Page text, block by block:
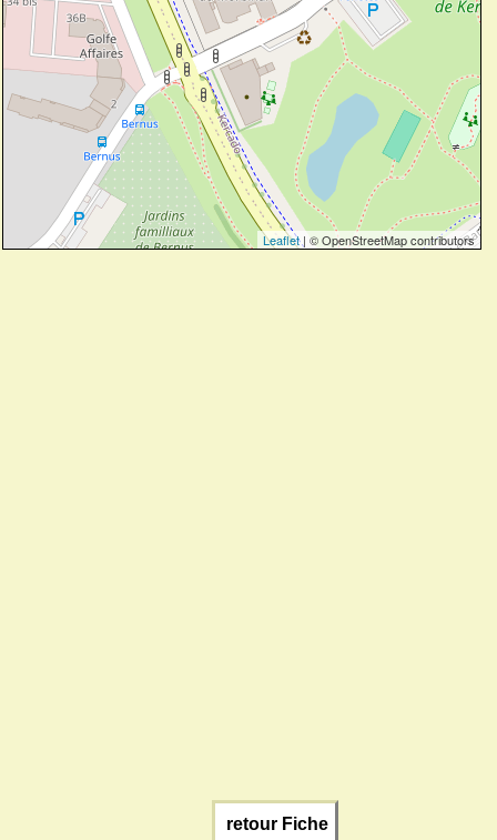
Leaflet| © OpenStreetMap contributors
retour Fiche